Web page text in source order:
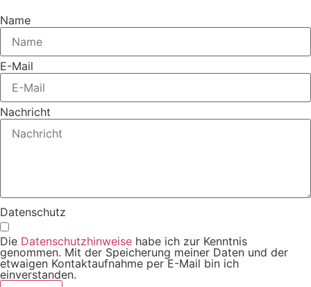
Name
E-Mail
Nachricht
Datenschutz
Die Datenschutzhinweise habe ich zur Kenntnis
genommen. Mit der Speicherung meiner Daten und der
etwaigen Kontaktaufnahme per E-Mail bin ich
einverstanden.